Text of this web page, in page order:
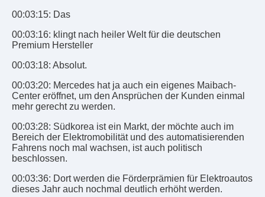
00:03:15: Das
00:03:16: klingt nach heiler Welt für die deutschen
Premium Hersteller
00:03:18: Absolut.
00:03:20: Mercedes hat ja auch ein eigenes Maibach-
Center eröffnet, um den Ansprüchen der Kunden einmal
mehr gerecht zu werden.
00:03:28: Südkorea ist ein Markt, der möchte auch im
Bereich der Elektromobilität und des automatisierenden
Fahrens noch mal wachsen, ist auch politisch
beschlossen.
00:03:36: Dort werden die Förderprämien für Elektroautos
dieses Jahr auch nochmal deutlich erhöht werden.